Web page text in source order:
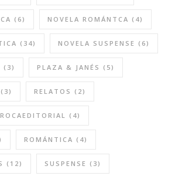
(6) NOVELA ROMÁNTCA (4)
(34) NOVELA SUSPENSE (6)
(3) PLAZA & JANÉS (5)
(3) RELATOS (2)
ROCAEDITORIAL (4)
ROMÁNTICA (4)
(12) SUSPENSE (3)